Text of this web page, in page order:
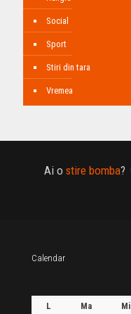
Social
Sport
Stiri din tara
Vremea
Ai o stire bomba?
Calendar
L Ma Mi